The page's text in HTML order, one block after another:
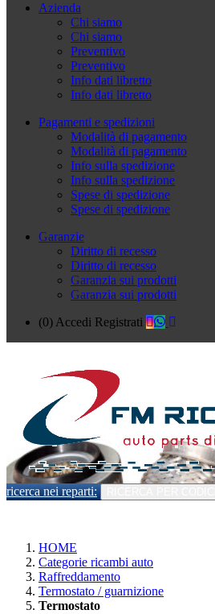
Azienda
Chi siamo
Chi siamo
Preventivo
Preventivo
Info dati libretto
Info dati libretto
Pagamenti e spedizioni
Modalità di pagamento
Modalità di pagamento
Info sulla spedizione
Info sulla spedizione
Spese di spedizione
Spese di spedizione
Garanzie
Diritto di recesso
Diritto di recesso
Garanzia sui prodotti
Garanzia sui prodotti
(0) Accedi Registrati
ricerca nei reparti:
HOME
Categorie ricambi auto
Raffreddamento
Termostato / guarnizione
Termostato